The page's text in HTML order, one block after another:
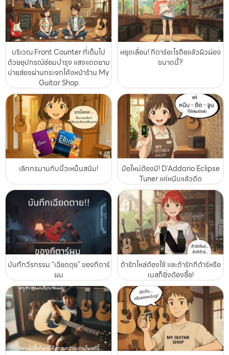
บริเวณ Front Counter ที่เต็มไป
ด้วยอุปกรณ์ซ่อมบำรุง แสงแดดยาม
บ่ายส่องผ่านกระจกโค้งหน้าร้าน My
Guitar Shop
หยุดเลื่อน! กีตาร์อะไรถือแล้วผิวผ่อง
ขนาดนี้?
เลิกทรมานกับนิ้วเหม็นสนิม!
มือใหม่ต้องมี! D’Addario Eclipse
Tuner แค่หนีบแล้วดีด
บันทึกวีรกรรม “เฉียดตุย” ของกีตาร์
ผม
ถ้ารักไหล่ต้องใช้ และถ้ารักกีต้าร์หรือ
เบสก็ยิ่งต้องซื้อ!